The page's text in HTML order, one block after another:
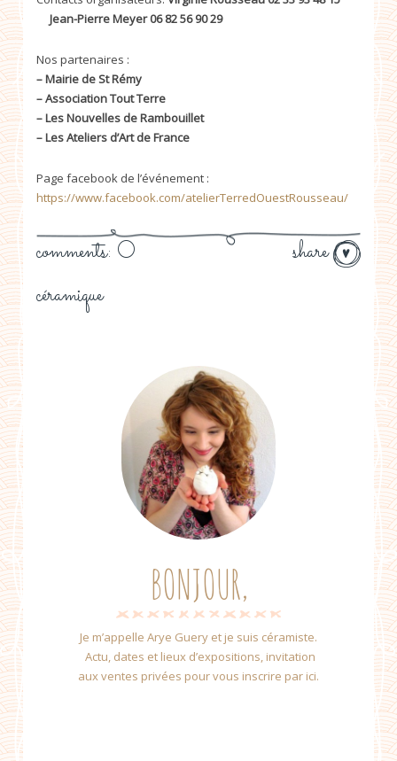
Jean-Pierre Meyer 06 82 56 90 29
Nos partenaires :
– Mairie de St Rémy
– Association Tout Terre
– Les Nouvelles de Rambouillet
– Les Ateliers d’Art de France
Page facebook de l’événement :
https://www.facebook.com/atelierTerredOuestRousseau/
share
comments: 0
céramique
BONJOUR,
Je m’appelle Arye Guery et je suis céramiste.
Actu, dates et lieux d’expositions, invitation
aux ventes privées pour vous inscrire par ici.